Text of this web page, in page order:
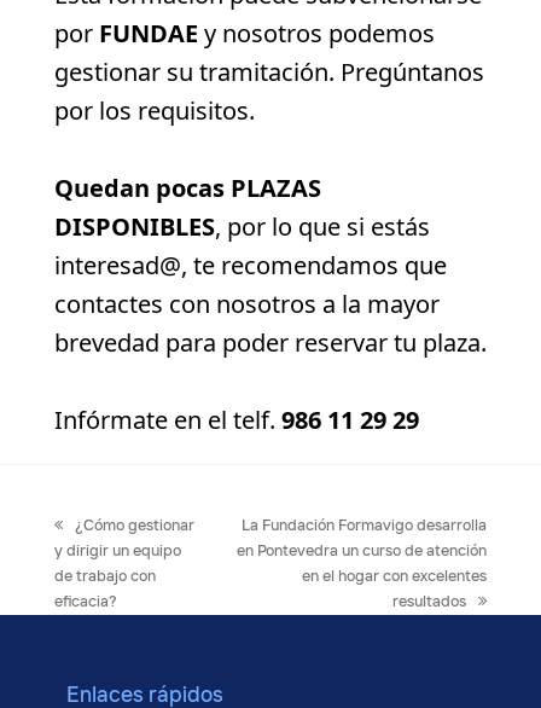
por FUNDAE y nosotros podemos
gestionar su tramitación. Pregúntanos
por los requisitos.
Quedan pocas PLAZAS
DISPONIBLES, por lo que si estás
interesad@, te recomendamos que
contactes con nosotros a la mayor
brevedad para poder reservar tu plaza.
Infórmate en el telf. 986 11 29 29
previous
post:
¿Cómo gestionar
y dirigir un equipo
de trabajo con
eficacia?
next
post:
La Fundación Formavigo desarrolla
en Pontevedra un curso de atención
en el hogar con excelentes
resultados
Enlaces rápidos